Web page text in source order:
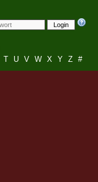
Login
T U V W X Y Z #